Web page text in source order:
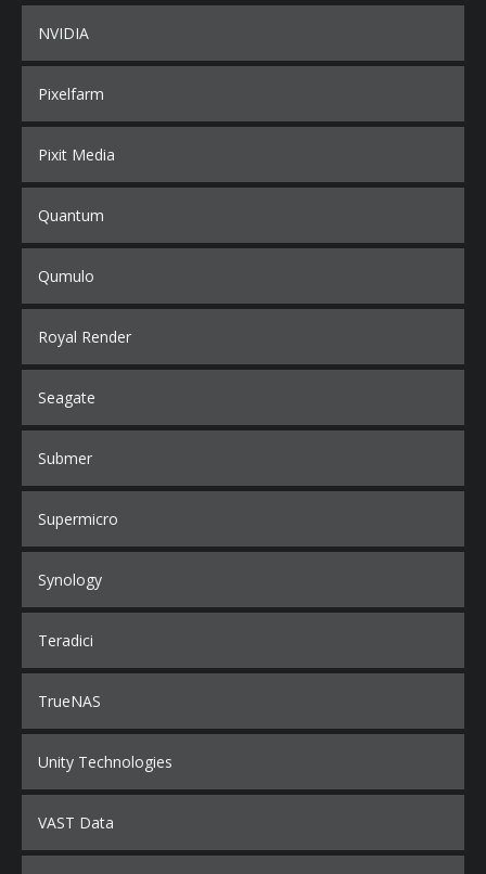
NVIDIA
Pixelfarm
Pixit Media
Quantum
Qumulo
Royal Render
Seagate
Submer
Supermicro
Synology
Teradici
TrueNAS
Unity Technologies
VAST Data